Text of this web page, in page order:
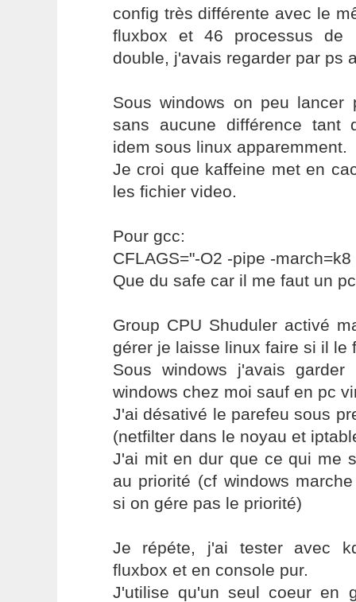
config très différente avec le
fluxbox et 46 processus de
double, j'avais regarder par ps
Sous windows on peu lancer
sans aucune différence tant
idem sous linux apparemment.
Je croi que kaffeine met en
les fichier video.
Pour gcc:
CFLAGS="-O2 -pipe -
Que du safe car il me faut un
Group CPU Shuduler activé
gérer je laisse linux faire si il le
Sous windows j'avais
windows chez moi sauf en pc
J'ai désativé le parefeu sous
(netfilter dans le noyau et
J'ai mit en dur que ce qui me
au priorité (cf windows
si on gére pas le priorité)
Je répéte, j'ai tester avec
fluxbox et en console pur.
J'utilise qu'un seul coeur en